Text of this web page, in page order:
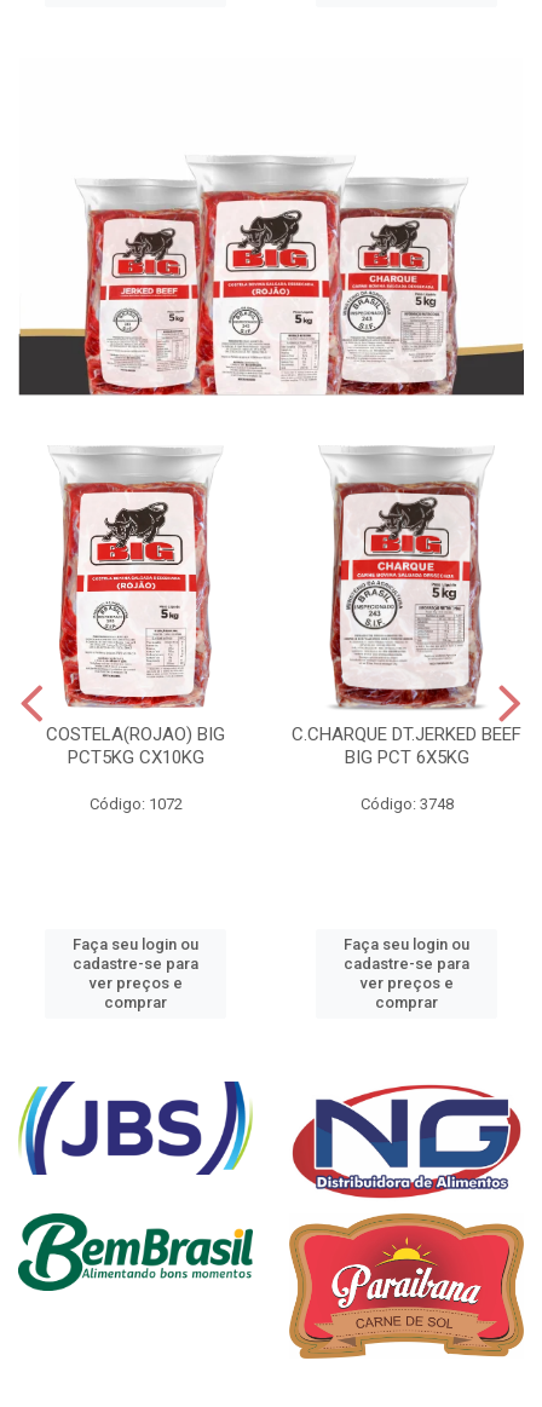
COSTELA(ROJAO) BIG
PCT5KG CX10KG
Código: 1072
Faça seu login ou
cadastre-se para
ver preços e
comprar
C.CHARQUE DT.JERKED BEEF
BIG PCT 6X5KG
Código: 3748
Faça seu login ou
cadastre-se para
ver preços e
comprar